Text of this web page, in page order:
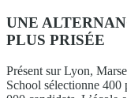
UNE
PLUS PRISÉE
Présent sur Lyon,
School sélectionne 400